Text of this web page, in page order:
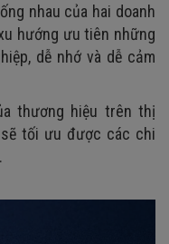
nhau của hai doanh
hướng ưu tiên những
dễ nhớ và dễ cảm
thương hiệu trên thị
tối ưu được các chi